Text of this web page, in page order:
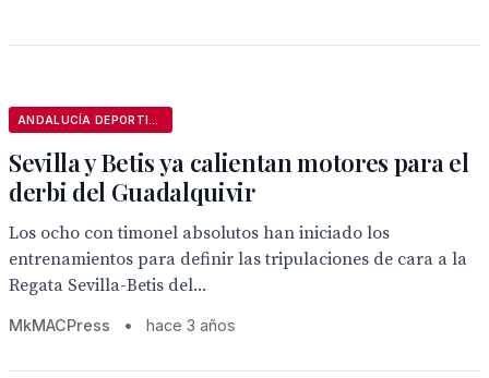
Sevilla y Betis ya calientan motores para el
derbi del Guadalquivir
Los ocho con timonel absolutos han iniciado los
entrenamientos para definir las tripulaciones de cara a la
Regata Sevilla-Betis del...
MkMACPress • hace 3 años